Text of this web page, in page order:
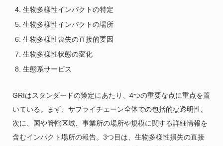
生物多様性インパクトの特定
生物多様性インパクトの場所
生物多様性喪失の直接的要因
生物多様性状態の変化
生態系サービス
GRIはスタンダードの策定にあたり、4つの重要な点に重点を置
いている。まず、サプライチェーン全体での包括的な透明性。
次に、国や管轄区域、事業所の場所や規模に関する詳細情報を
含むインパクト場所の報告。3つ目は、生物多様性損失の直接